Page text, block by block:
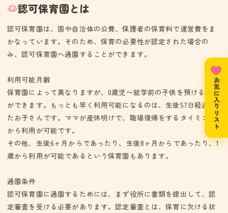
認可保育園とは
認可保育園は、国や自治体の公費、保護者の保育料で運営費をま
かなっています。そのため、保育の必要性が認定された場合の
み、認可保育園へ通園することができます。
利用可能月齢
保育園によって異なりますが、0歳児〜就学前の子供を預けること
ができます。もっとも早く利用可能になるのは、生後57日経過し
たお子さんです。ママが産休明けで、職場復帰をするタイミング
から利用が可能です。
その他、生後6ヶ月からであったり、生後8ヶ月からであったり、1
歳から利用が可能であるという保育園もあります。
通園条件
認可保育園に通園するためには、まず役所に書類を提出して、認
定審査を受ける必要があります。認定審査とは、保育に欠ける状
お気に入りリスト